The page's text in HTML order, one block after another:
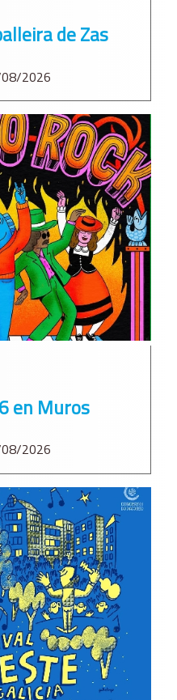
de Zas
2026
en Muros
2026